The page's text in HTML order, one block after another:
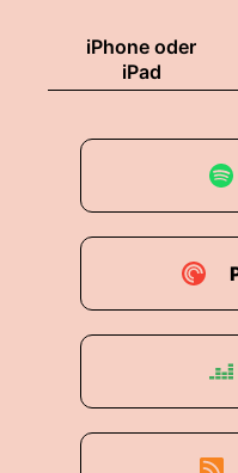
iPhone oder
iPad